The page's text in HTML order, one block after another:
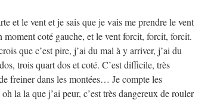
et le vent et je sais que je vais me prendre le vent
coté gauche, et le vent forcit, forcit, forcit.
que c’est pire, j’ai du mal à y arriver, j’ai du
trois quart dos et coté. C’est difficile, très
freiner dans les montées… Je compte les
la la que j’ai peur, c’est très dangereux de rouler